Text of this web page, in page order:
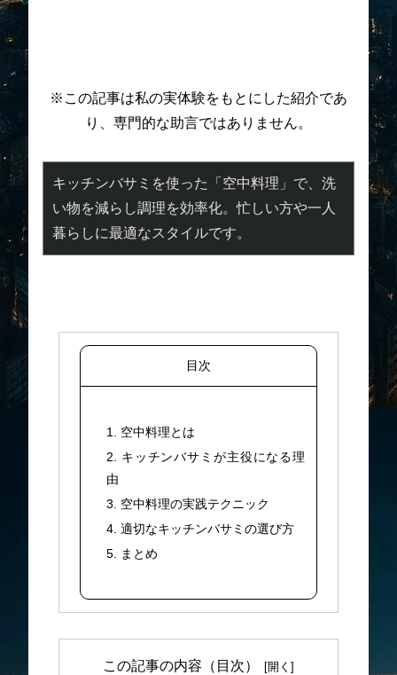
※この記事は私の実体験をもとにした紹介であ
り、専門的な助言ではありません。
キッチンバサミを使った「空中料理」で、洗
い物を減らし調理を効率化。忙しい方や一人
暮らしに最適なスタイルです。
目次
1. 空中料理とは
2. キッチンバサミが主役になる理
由
3. 空中料理の実践テクニック
4. 適切なキッチンバサミの選び方
5. まとめ
この記事の内容（目次）